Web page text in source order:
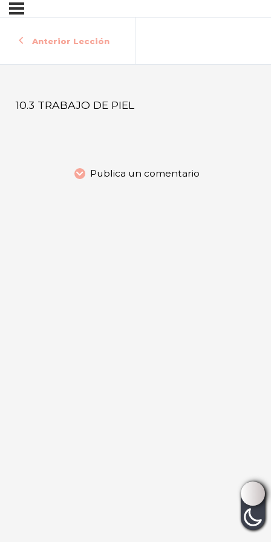
Anterior Lección
10.3 TRABAJO DE PIEL
Publica un comentario